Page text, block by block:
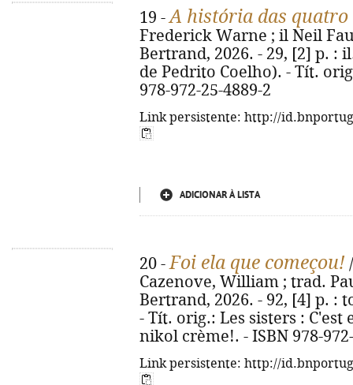
19 -A história das quatro
Frederick Warne ; il Neil
Bertrand, 2026. - 29, [2] p. :
de Pedrito Coelho). - Tít.
978-972-25-4889-2
Link persistente: http://
ADICIONAR À LISTA
20 -Foi ela que começou!
Cazenove, William ; trad.
Bertrand, 2026. - 92, [4] p. :
- Tít. orig.: Les sisters : C'est
nikol crème!. - ISBN 978-
Link persistente: http://